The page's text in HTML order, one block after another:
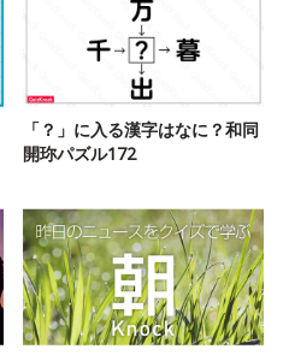
「？」に入る漢字はなに？和同
開珎パズル172